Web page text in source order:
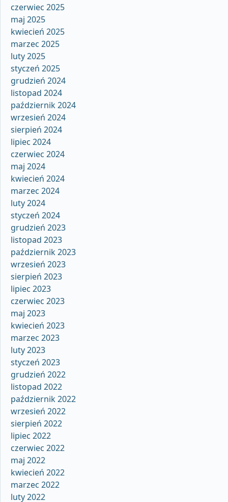
czerwiec 2025
maj 2025
kwiecień 2025
marzec 2025
luty 2025
styczeń 2025
grudzień 2024
listopad 2024
październik 2024
wrzesień 2024
sierpień 2024
lipiec 2024
czerwiec 2024
maj 2024
kwiecień 2024
marzec 2024
luty 2024
styczeń 2024
grudzień 2023
listopad 2023
październik 2023
wrzesień 2023
sierpień 2023
lipiec 2023
czerwiec 2023
maj 2023
kwiecień 2023
marzec 2023
luty 2023
styczeń 2023
grudzień 2022
listopad 2022
październik 2022
wrzesień 2022
sierpień 2022
lipiec 2022
czerwiec 2022
maj 2022
kwiecień 2022
marzec 2022
luty 2022